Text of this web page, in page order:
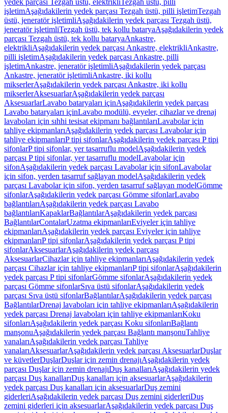
yedek parçası Tezgah üstü, elektrikli Tezgah üstü, pilli
işletimAşağıdakilerin yedek parçası Tezgah üstü, pilli işletimTezgah
üstü, jeneratör işletimliAşağıdakilerin yedek parçası Tezgah üstü,
jeneratör işletimliTezgah üstü, tek kollu bataryaAşağıdakilerin yedek
parçası Tezgah üstü, tek kollu bataryaAnkastre,
elektrikliAşağıdakilerin yedek parçası Ankastre, elektrikliAnkastre,
pilli işletimAşağıdakilerin yedek parçası Ankastre, pilli
işletimAnkastre, jeneratör işletimliAşağıdakilerin yedek parçası
Ankastre, jeneratör işletimliAnkastre, iki kollu
mikserlerAşağıdakilerin yedek parçası Ankastre, iki kollu
mikserlerAksesuarlarAşağıdakilerin yedek parçası
AksesuarlarLavabo bataryaları içinAşağıdakilerin yedek parçası
Lavabo bataryaları içinLavabo modülü, evyeler, cihazlar ve drenaj
lavaboları için sıhhi tesisat ekipmanı bağlantılarıLavabolar için
tahliye ekipmanlarıAşağıdakilerin yedek parçası Lavabolar için
tahliye ekipmanlarıP tipi sifonlarAşağıdakilerin yedek parçası P tipi
sifonlarP tipi sifonlar, yer tasarruflu modelAşağıdakilerin yedek
parçası P tipi sifonlar, yer tasarruflu modelLavabolar için
sifonAşağıdakilerin yedek parçası Lavabolar için sifonLavabolar
için sifon, yerden tasarruf sağlayan modelAşağıdakilerin yedek
parçası Lavabolar için sifon, yerden tasarruf sağlayan modelGömme
sifonlarAşağıdakilerin yedek parçası Gömme sifonlarLavabo
bağlantılarıAşağıdakilerin yedek parçası Lavabo
bağlantılarıKapaklarBağlantılarAşağıdakilerin yedek parçası
BağlantılarContalarUzatma ekipmanlarıEviyeler için tahliye
ekipmanlarıAşağıdakilerin yedek parçası Eviyeler için tahliye
ekipmanlarıP tipi sifonlarAşağıdakilerin yedek parçası P tipi
sifonlarAksesuarlarAşağıdakilerin yedek parçası
AksesuarlarCihazlar için tahliye ekipmanlarıAşağıdakilerin yedek
parçası Cihazlar için tahliye ekipmanlarıP tipi sifonlarAşağıdakilerin
yedek parçası P tipi sifonlarGömme sifonlarAşağıdakilerin yedek
parçası Gömme sifonlarSıva üstü sifonlarAşağıdakilerin yedek
parçası Sıva üstü sifonlarBağlantılarAşağıdakilerin yedek parçası
BağlantılarDrenaj lavaboları için tahliye ekipmanlarıAşağıdakilerin
yedek parçası Drenaj lavaboları için tahliye ekipmanlarıKoku
sifonlarıAşağıdakilerin yedek parçası Koku sifonlarıBağlantı
manşonuAşağıdakilerin yedek parçası Bağlantı manşonuTahliye
vanalarıAşağıdakilerin yedek parçası Tahliye
vanalarıAksesuarlarAşağıdakilerin yedek parçası AksesuarlarDuşlar
ve küvetlerDuşlarDuşlar için zemin drenajıAşağıdakilerin yedek
parçası Duşlar için zemin drenajıDuş kanallarıAşağıdakilerin yedek
parçası Duş kanallarıDuş kanalları için aksesuarlarAşağıdakilerin
yedek parçası Duş kanalları için aksesuarlarDuş zemini
giderleriAşağıdakilerin yedek parçası Duş zemini giderleriDuş
zemini giderleri için aksesuarlarAşağıdakilerin yedek parçası Duş